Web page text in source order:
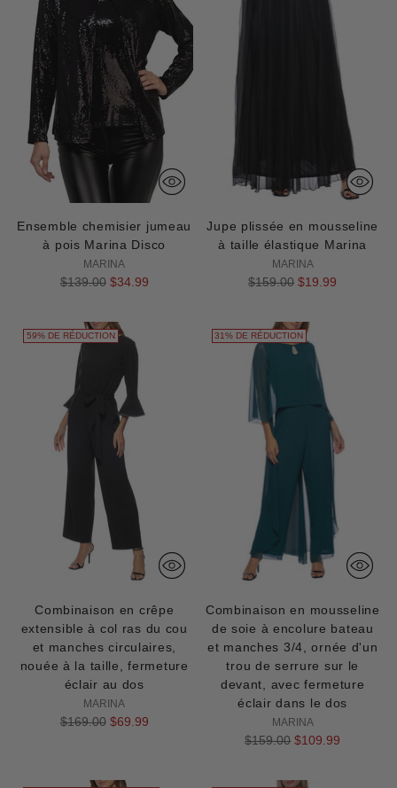
Ensemble chemisier jumeau
à pois Marina Disco
MARINA
Prix
$139.00 $34.99
Jupe plissée en mousseline
à taille élastique Marina
MARINA
Prix
$159.00 $19.99
59% DE RÉDUCTION
Combinaison en crêpe
extensible à col ras du cou
et manches circulaires,
nouée à la taille, fermeture
éclair au dos
MARINA
Prix
$169.00 $69.99
31% DE RÉDUCTION
Combinaison en mousseline
de soie à encolure bateau
et manches 3/4, ornée d'un
trou de serrure sur le
devant, avec fermeture
éclair dans le dos
MARINA
Prix
$159.00 $109.99